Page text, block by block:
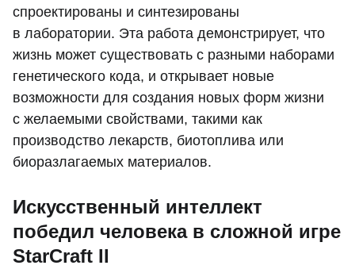
спроектированы и синтезированы
в лаборатории. Эта работа демонстрирует, что
жизнь может существовать с разными наборами
генетического кода, и открывает новые
возможности для создания новых форм жизни
с желаемыми свойствами, такими как
производство лекарств, биотоплива или
биоразлагаемых материалов.
Искусственный интеллект
победил человека в сложной игре
StarCraft II